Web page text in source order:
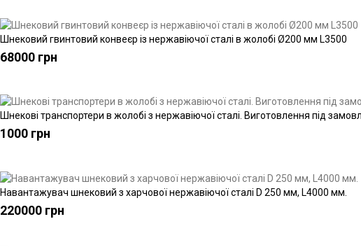
Шнековий гвинтовий конвеєр із нержавіючої сталі в жолобі Ø200 мм L3500
68000 грн
Шнекові транспортери в жолобі з нержавіючої сталі. Виготовлення під
1000 грн
Навантажувач шнековий з харчової нержавіючої сталі D 250 мм, L4000 мм.
220000 грн